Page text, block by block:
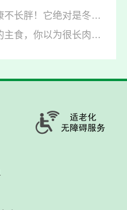
上一篇：比奶茶好喝，还健康不长胖！它绝对是冬天最幸福的饮料
下一篇：这种很多人都爱吃的主食，你以为很长肉，其实减肥友好！